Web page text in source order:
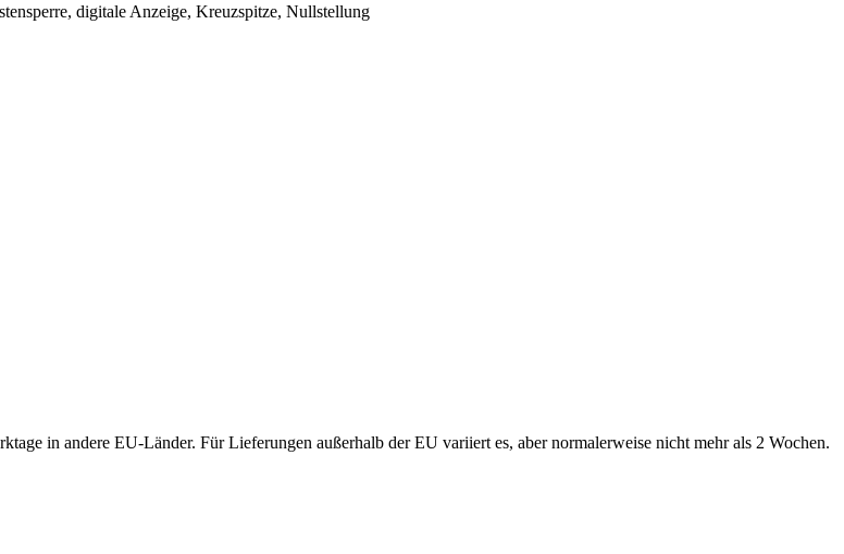
digitale Anzeige, Kreuzspitze, Nullstellung
in andere EU-Länder. Für Lieferungen außerhalb der EU variiert es, aber normalerweise nicht mehr als 2 Wochen.